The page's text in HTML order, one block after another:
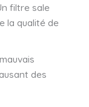
filtre sale
la qualité de
des